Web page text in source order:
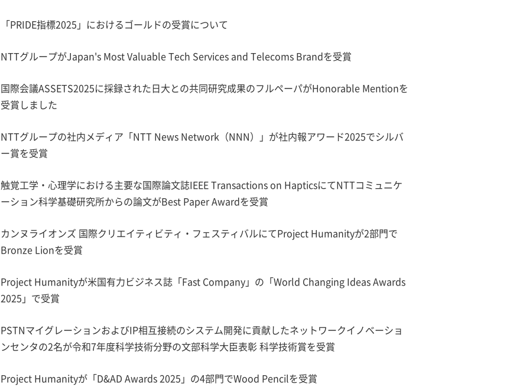
「PRIDE指標2025」におけるゴールドの受賞について
NTTグループがJapan's Most Valuable Tech Services and Telecoms Brandを受賞
国際会議ASSETS2025に採録された日大との共同研究成果のフルペーパがHonorable Mentionを
受賞しました
NTTグループの社内メディア「NTT News Network（NNN）」が社内報アワード2025でシルバ
ー賞を受賞
触覚工学・心理学における主要な国際論文誌IEEE Transactions on HapticsにてNTTコミュニケ
ーション科学基礎研究所からの論文がBest Paper Awardを受賞
カンヌライオンズ 国際クリエイティビティ・フェスティバルにてProject Humanityが2部門で
Bronze Lionを受賞
Project Humanityが米国有力ビジネス誌「Fast Company」の「World Changing Ideas Awards
2025」で受賞
PSTNマイグレーションおよびIP相互接続のシステム開発に貢献したネットワークイノベーショ
ンセンタの2名が令和7年度科学技術分野の文部科学大臣表彰 科学技術賞を受賞
Project Humanityが「D&AD Awards 2025」の4部門でWood Pencilを受賞